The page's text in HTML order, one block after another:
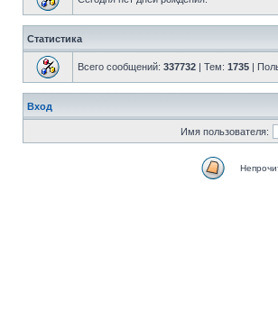
Статистика
Всего сообщений: 337732 | Тем: 1735 |
Вход
Имя пользователя: